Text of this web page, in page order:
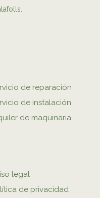
de reparación
de instalación
de maquinaria
legal
de privacidad